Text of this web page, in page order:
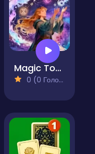
Magic Tower Challenge Your Memory
0 (0 Голосів)